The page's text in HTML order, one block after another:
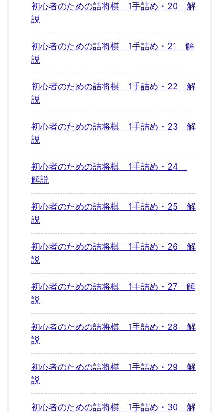
初心者のための詰将棋 1手詰め・20 解
説
初心者のための詰将棋 1手詰め・21 解
説
初心者のための詰将棋 1手詰め・22 解
説
初心者のための詰将棋 1手詰め・23 解
説
初心者のための詰将棋 1手詰め・24
解説
初心者のための詰将棋 1手詰め・25 解
説
初心者のための詰将棋 1手詰め・26 解
説
初心者のための詰将棋 1手詰め・27 解
説
初心者のための詰将棋 1手詰め・28 解
説
初心者のための詰将棋 1手詰め・29 解
説
初心者のための詰将棋 1手詰め・30 解